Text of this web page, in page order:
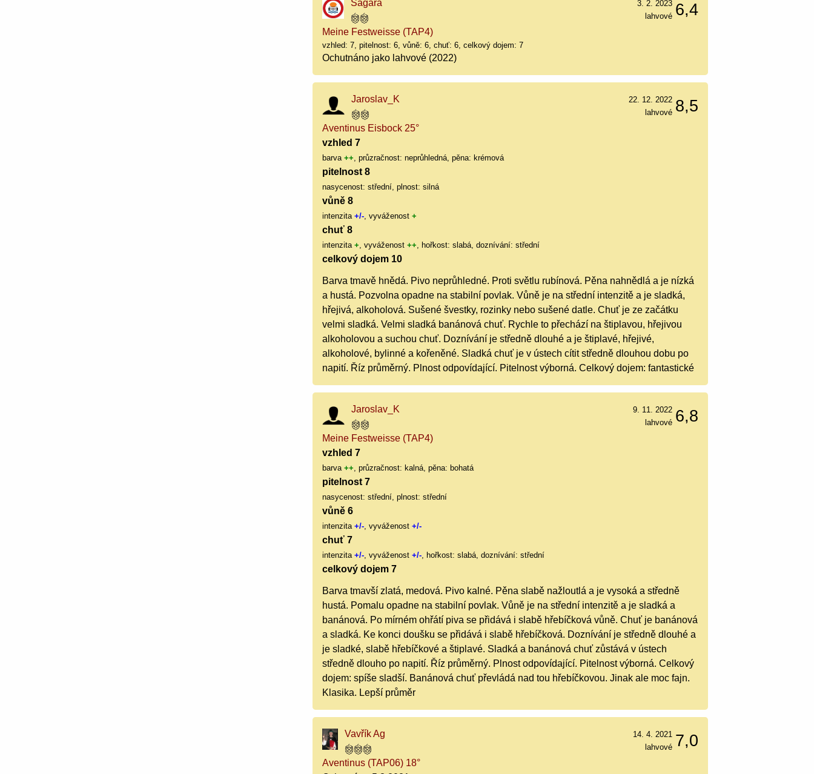
Sagara 6,4
3. 2. 2023
lahvové
Meine Festweisse (TAP4)
vzhled: 7, pitelnost: 6, vůně: 6, chuť: 6, celkový dojem: 7
Ochutnáno jako lahvové (2022)
Jaroslav_K 8,5
22. 12. 2022
lahvové
Aventinus Eisbock 25°
vzhled 7
barva++, průzračnost: neprůhledná, pěna: krémová
pitelnost 8
nasycenost: střední, plnost: silná
vůně 8
intenzita+/-, vyváženost+
chuť 8
intenzita+, vyváženost++, hořkost: slabá, doznívání: střední
celkový dojem 10
Barva tmavě hnědá. Pivo neprůhledné. Proti světlu rubínová. Pěna nahnědlá a je nízká
a hustá. Pozvolna opadne na stabilní povlak. Vůně je na střední intenzitě a je sladká,
hřejivá, alkoholová. Sušené švestky, rozinky nebo sušené datle. Chuť je ze začátku
velmi sladká. Velmi sladká banánová chuť. Rychle to přechází na štiplavou, hřejivou
alkoholovou a suchou chuť. Doznívání je středně dlouhé a je štiplavé, hřejivé,
alkoholové, bylinné a kořeněné. Sladká chuť je v ústech cítit středně dlouhou dobu po
napití. Říz průměrný. Plnost odpovídající. Pitelnost výborná. Celkový dojem: fantastické
Jaroslav_K 6,8
9. 11. 2022
lahvové
Meine Festweisse (TAP4)
vzhled 7
barva++, průzračnost: kalná, pěna: bohatá
pitelnost 7
nasycenost: střední, plnost: střední
vůně 6
intenzita+/-, vyváženost+/-
chuť 7
intenzita+/-, vyváženost+/-, hořkost: slabá, doznívání: střední
celkový dojem 7
Barva tmavší zlatá, medová. Pivo kalné. Pěna slabě nažloutlá a je vysoká a středně
hustá. Pomalu opadne na stabilní povlak. Vůně je na střední intenzitě a je sladká a
banánová. Po mírném ohřátí piva se přidává i slabě hřebíčková vůně. Chuť je banánová
a sladká. Ke konci doušku se přidává i slabě hřebíčková. Doznívání je středně dlouhé a
je sladké, slabě hřebíčkové a štiplavé. Sladká a banánová chuť zůstává v ústech
středně dlouho po napití. Říz průměrný. Plnost odpovídající. Pitelnost výborná. Celkový
dojem: spíše sladší. Banánová chuť převládá nad tou hřebíčkovou. Jinak ale moc fajn.
Klasika. Lepší průměr
Vavřík Ag 7,0
14. 4. 2021
lahvové
Aventinus (TAP06) 18°